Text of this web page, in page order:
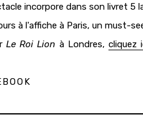
incorpore dans son livret 5
à l'affiche à Paris, un must-
Le Roi Lion à Londres, cliquez